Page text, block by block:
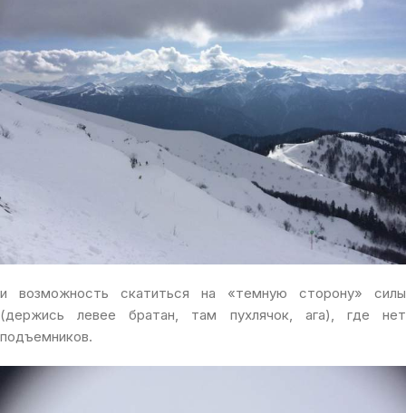
и возможность скатиться на «темную сторону» силы
(держись левее братан, там пухлячок, ага), где нет
подъемников.